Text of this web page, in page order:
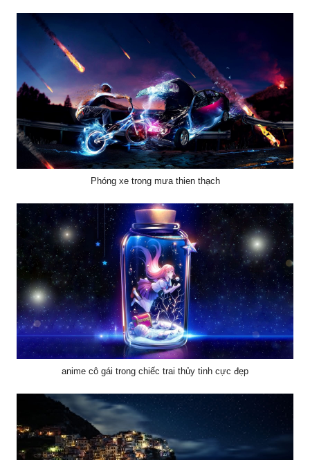
Phóng xe trong mưa thien thạch
anime cô gái trong chiếc trai thủy tinh cực đẹp